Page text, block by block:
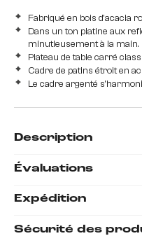
Fabriqué en bois d'acacia
Dans un ton platine aux
minutieusement à la main.
Plateau de table carré
Cadre de patins étroit en
Le cadre argenté
Description
Évaluations
Expédition
Sécurité des